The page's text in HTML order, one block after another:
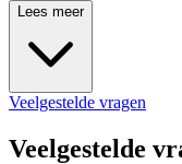
Lees meer
Veelgestelde vragen
Veelgestelde